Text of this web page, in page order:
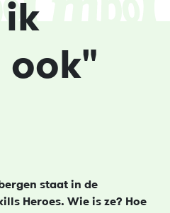
ik
ook"
staat in de
Heroes. Wie is ze? Hoe